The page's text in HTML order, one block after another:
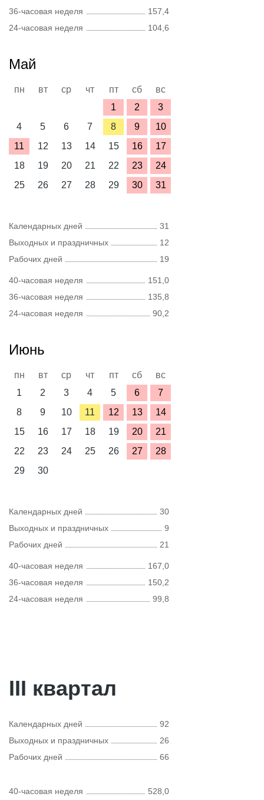
36-часовая неделя
157,4
24-часовая неделя
104,6
Май
пн вт ср чт пт сб
вс
1
2
3
4
5 6 7 8 9
10
11
12 13 14 15 16
17
18
19 20 21 22 23
24
25
26 27 28 29 30 31
Календарных дней
31
Выходных и праздничных
12
Рабочих дней
19
40-часовая неделя
151,0
36-часовая неделя
135,8
24-часовая неделя
90,2
Июнь
пн вт ср чт пт сб
вс
1
2 3 4 5 6
7
8
9 10 11 12 13
14
15
16 17 18 19 20
21
22
23 24 25 26 27
28
29
30
Календарных дней
30
Выходных и праздничных
9
Рабочих дней
21
40-часовая неделя
167,0
36-часовая неделя
150,2
24-часовая неделя
99,8
III квартал
Календарных дней
92
Выходных и праздничных
26
Рабочих дней
66
40-часовая неделя 528,0